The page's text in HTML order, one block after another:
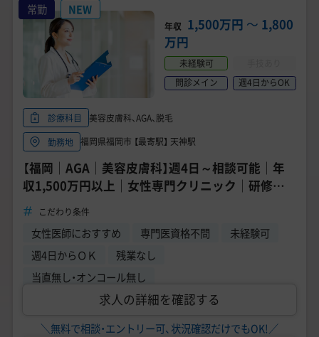
常勤 NEW
年収 1,500万円 〜 1,800
万円
未経験可
問診メイン
週4日からOK
診療科目
美容皮膚科、AGA、脱毛
勤務地 福岡県福岡市 【最寄駅】 天神駅
【福岡｜AGA｜美容皮膚科】週4日～相談可能｜年
収1,500万円以上｜女性専門クリニック｜研修制
度あり◎
こだわり条件
女性医師におすすめ 専門医資格不問
未経験可
週4日からＯＫ
残業なし
当直無し・オンコール無し
求人の詳細を確認する
＼無料で相談・エントリー可、状況確認だけでもOK!／